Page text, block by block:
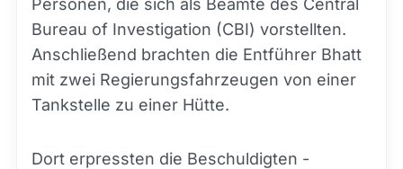
Personen, die sich als Beamte des Central
Bureau of Investigation (CBI) vorstellten.
Anschließend brachten die Entführer Bhatt
mit zwei Regierungsfahrzeugen von einer
Tankstelle zu einer Hütte.
Dort erpressten die Beschuldigten -